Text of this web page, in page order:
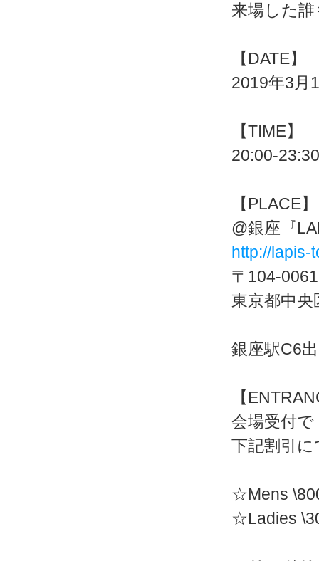
来場した
【DATE】
2019年3月
【TIME】
20:00-23:30
【PLACE】
@銀座『
http://lapis-
〒104-0061
東京都中
銀座駅C6
【
会場受付
下記割引
☆Mens
☆Ladies